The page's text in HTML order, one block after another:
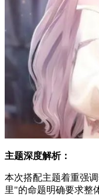
主题深度解析：
本次搭配主题着重强
里"的命题明确要求整